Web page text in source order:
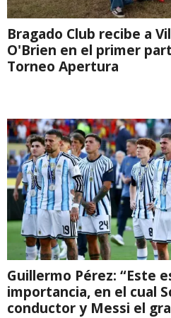
Bragado Club recibe a
O'Brien en el primer
Torneo Apertura
Guillermo Pérez: “Este
importancia, en el cual
conductor y Messi el